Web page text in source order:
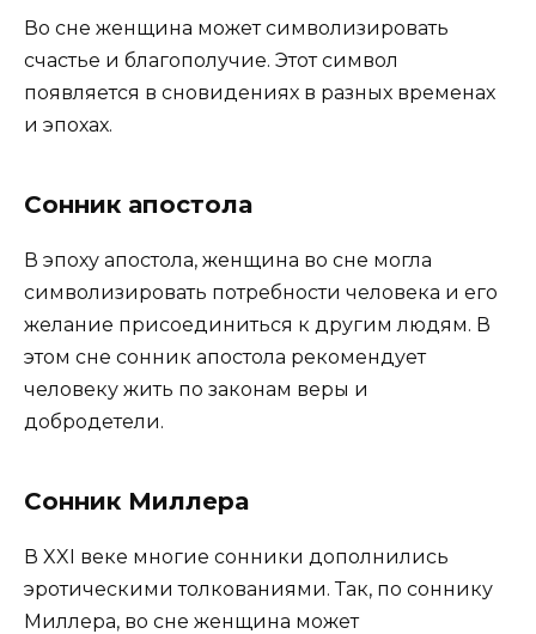
Во сне женщина может символизировать
счастье и благополучие. Этот символ
появляется в сновидениях в разных временах
и эпохах.
Сонник апостола
В эпоху апостола, женщина во сне могла
символизировать потребности человека и его
желание присоединиться к другим людям. В
этом сне сонник апостола рекомендует
человеку жить по законам веры и
добродетели.
Сонник Миллера
В XXI веке многие сонники дополнились
эротическими толкованиями. Так, по соннику
Миллера, во сне женщина может